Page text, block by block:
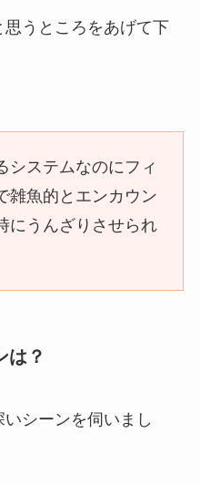
うところをあげて下
システムなのにフィ
雑魚的とエンカウン
にうんざりさせられ
は？
シーンを伺いまし